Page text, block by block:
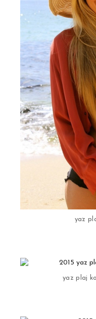
yaz
yaz plaj